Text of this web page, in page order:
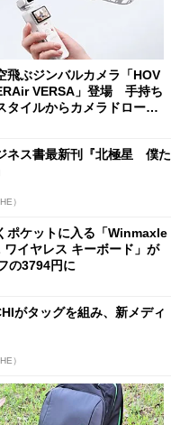
飛ぶジンバルカメラ「HOV
VERSA」登場 手持ち
タイルからカメラドローン
ネス書最新刊『北極星 僕た
）
ポケットに入る「Winmaxle
イヤレス キーボード」が
の3794円に
がタッグを組み、新メディ
）